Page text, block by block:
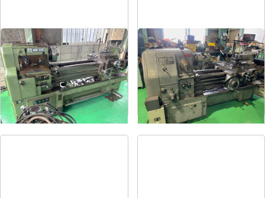
8尺旋盤
メーカー 森精機
形 式MS-1250
年 式-
6尺旋盤
メーカー オークマ
形 式LS-800
年 式1986